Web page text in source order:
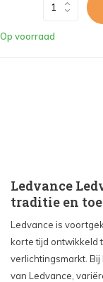
Op voorraad
Ledvance
traditie en
Ledvance is
korte tijd ontwikkeld
verlichtingsmarkt.
van Ledvance,